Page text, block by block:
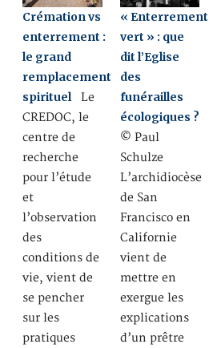
Crémation vs
enterrement :
le grand
remplacement
spirituelLe
CREDOC, le
centre de
recherche
pour l’étude
et
l’observation
des
conditions de
vie, vient de
se pencher
sur les
pratiques
« Enterrement
vert » : que
dit l’Eglise
des
funérailles
écologiques ?
© Paul
Schulze
L’archidiocèse
de San
Francisco en
Californie
vient de
mettre en
exergue les
explications
d’un prêtre